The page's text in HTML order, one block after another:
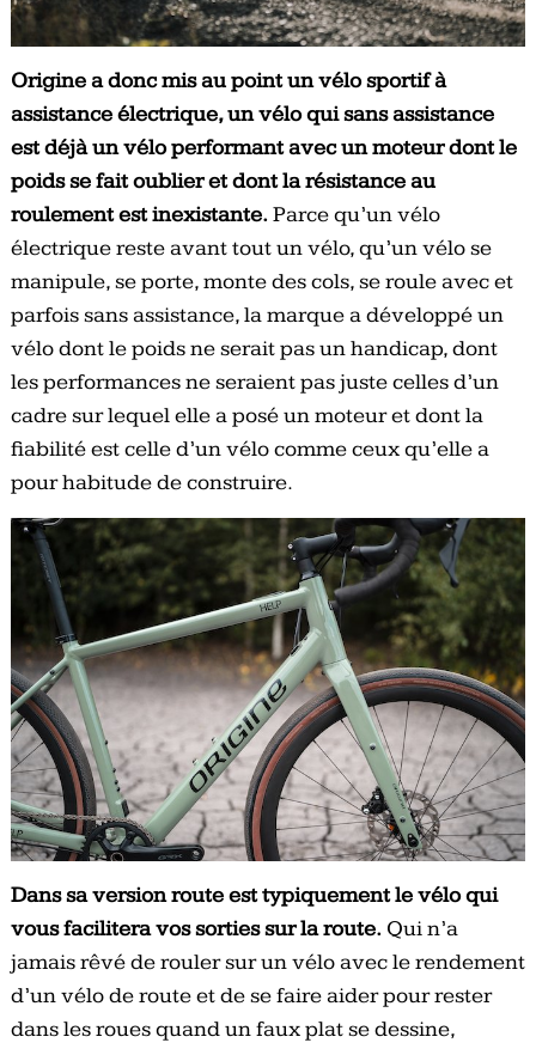
Origine a donc mis au point un vélo sportif à
assistance électrique, un vélo qui sans assistance
est déjà un vélo performant avec un moteur dont le
poids se fait oublier et dont la résistance au
roulement est inexistante.Parce qu’un vélo
électrique reste avant tout un vélo, qu’un vélo se
manipule, se porte, monte des cols, se roule avec et
parfois sans assistance, la marque a développé un
vélo dont le poids ne serait pas un handicap, dont
les performances ne seraient pas juste celles d’un
cadre sur lequel elle a posé un moteur et dont la
fiabilité est celle d’un vélo comme ceux qu’elle a
pour habitude de construire.
Dans sa version route est typiquement le vélo qui
vous facilitera vos sorties sur la route.Qui n’a
jamais rêvé de rouler sur un vélo avec le rendement
d’un vélo de route et de se faire aider pour rester
dans les roues quand un faux plat se dessine,